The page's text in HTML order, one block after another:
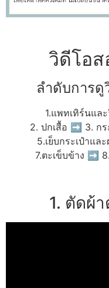
วิดีโอส
ลำดับการดู
1.แพทเทิร์นแล
2. ปกเสื้อ ➡ 3. ก
5.เย็บกระเป๋าแ
7.ตะเข็บข้าง ➡
1. ตัดผ้